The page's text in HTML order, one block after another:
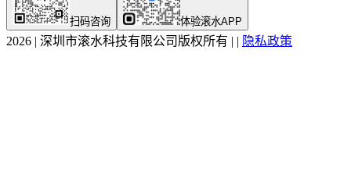
扫码咨询 体验滚水APP
2026 | 深圳市滚水科技有限公司版权所有 | | 隐私政策